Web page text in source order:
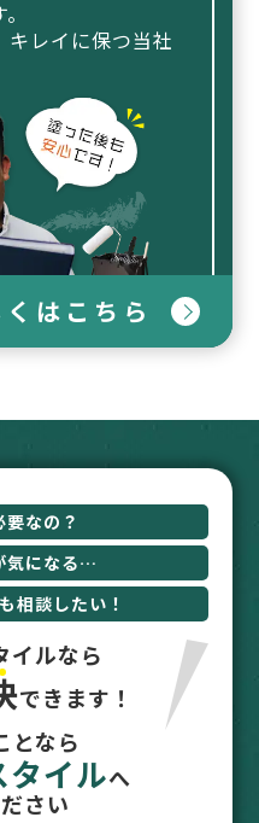
レイに保つ当社
はこちら
要なの？
気になる…
相談したい！
イルなら
できます！
となら
イルへ
さい